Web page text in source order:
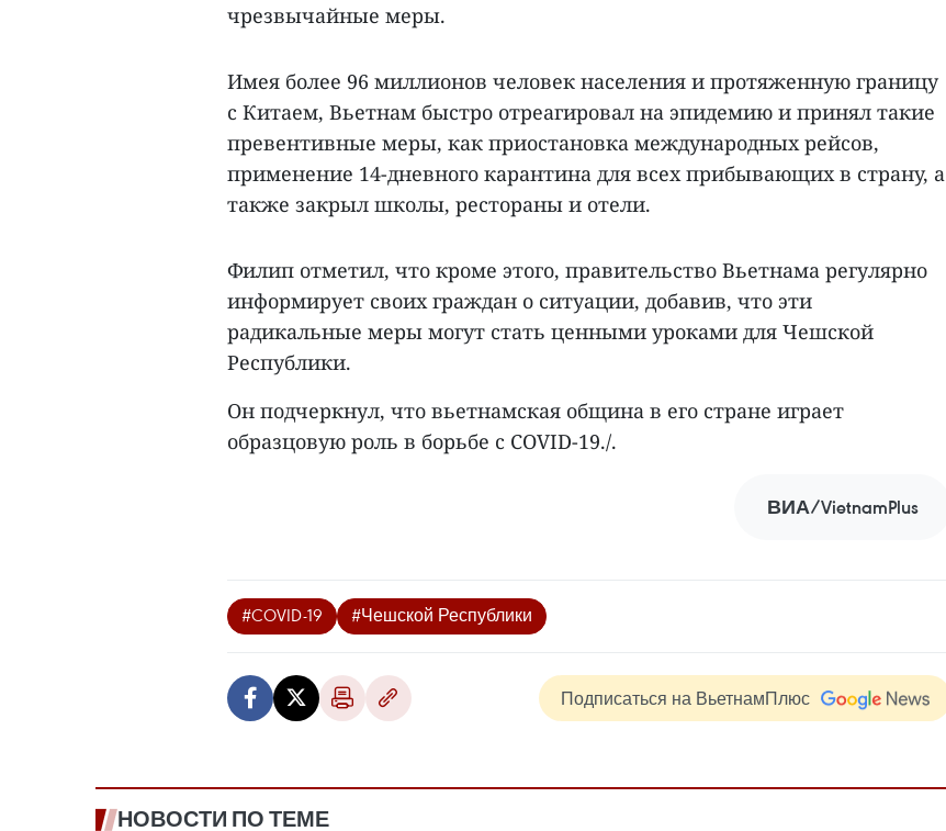
чрезвычайные меры.
Имея более 96 миллионов человек населения и протяженную границу
с Китаем, Вьетнам быстро отреагировал на эпидемию и принял такие
превентивные меры, как приостановка международных рейсов,
применение 14-дневного карантина для всех прибывающих в страну, а
также закрыл школы, рестораны и отели.
Филип отметил, что кроме этого, правительство Вьетнама регулярно
информирует своих граждан о ситуации, добавив, что эти
радикальные меры могут стать ценными уроками для Чешской
Республики.
Он подчеркнул, что вьетнамская община в его стране играет
образцовую роль в борьбе с COVID-19./.
ВИА/VietnamPlus
#COVID-19 #Чешской Республики
Подписаться на ВьетнамПлюс
НОВОСТИ ПО ТЕМЕ